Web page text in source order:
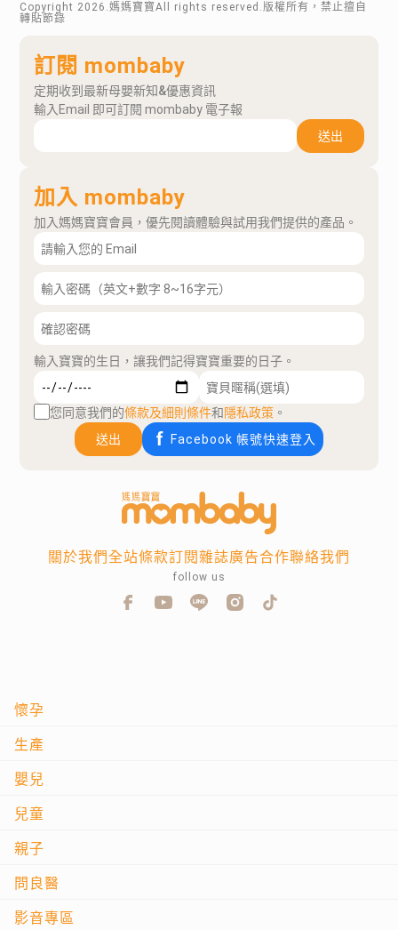
Copyright 2026 .媽媽寶寶All rights reserved.版權所有，禁止擅自
轉貼節錄
訂閱 mombaby
定期收到最新母嬰新知&優惠資訊
輸入Email 即可訂閱 mombaby 電子報
送出
加入 mombaby
加入媽媽寶寶會員，優先閱讀體驗與試用我們提供的產品。
輸入寶寶的生日，讓我們記得寶寶重要的日子。
您同意我們的條款及細則條件和隱私政策 。
送出
Facebook 帳號快速登入
懷孕
生產
嬰兒
兒童
親子
問良醫
影音專區
關於我們全站條款訂閱雜誌廣告合作聯絡我們
follow us